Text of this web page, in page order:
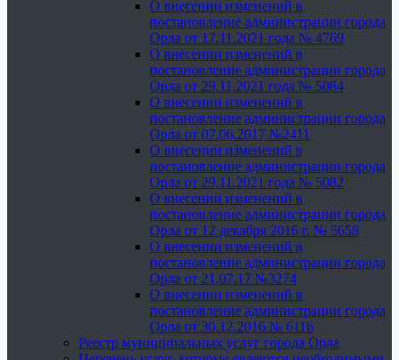
О внесении изменений в
постановление администрации города
Орла от 17.11.2021 года № 4769
О внесении изменений в
постановление администрации города
Орла от 29.11.2021 года № 5084
О внесении изменений в
постановление администрации города
Орла от 07.06.2017 №2411
О внесении изменений в
постановление администрации города
Орла от 29.11.2021 года № 5082
О внесении изменений в
постановление администрации города
Орла от 12 декабря 2016 г. № 5658
О внесении изменений в
постановление администрации города
Орла от 21.07.17 №3274
О внесении изменений в
постановление администрации города
Орла от 30.12.2016 № 6116
Реестр муниципальных услуг города Орла